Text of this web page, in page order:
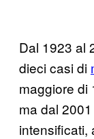
Dal 1923 al
dieci casi di
maggiore di
ma dal
intensificati,